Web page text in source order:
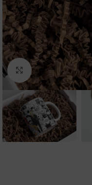
Clic para ampliar